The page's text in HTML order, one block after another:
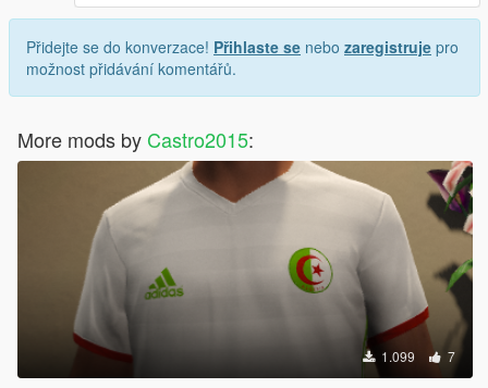
Přidejte se do konverzace! Přihlaste se nebo zaregistruje pro
možnost přidávání komentářů.
More mods by Castro2015:
1.099 7